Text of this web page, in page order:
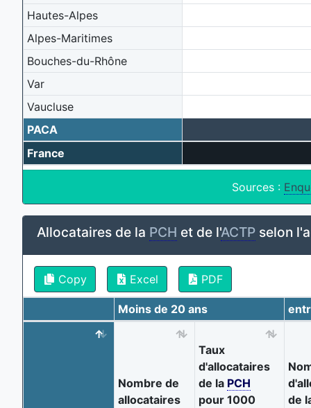
Hautes-Alpes
Alpes-Maritimes
Bouches-du-Rhône
Var
Vaucluse
PACA
France
Sources :
Allocataires de la PCH et de l'ACTP selon
Copy Excel PDF
Moins de 20 ans
Nombre de
allocataires
Taux
d'allocataires
de la PCH
pour 1000
de